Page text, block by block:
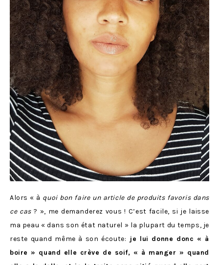
Alors « à quoi bon faire un article de produits favoris dans
ce cas? », me demanderez vous ! C’est facile, si je laisse
ma peau « dans son état naturel » la plupart du temps, je
reste quand même à son écoute: je lui donne donc « à
boire » quand elle crève de soif, « à manger » quand